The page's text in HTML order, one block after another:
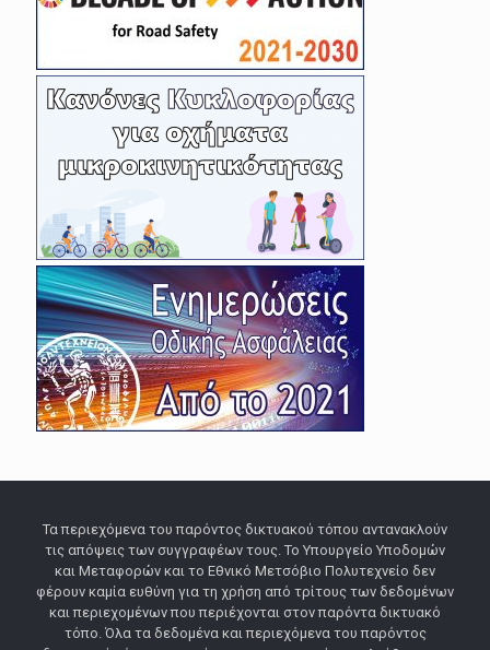
Τα περιεχόμενα του παρόντος δικτυακού τόπου αντανακλούν
τις απόψεις των συγγραφέων τους. Το Υπουργείο Υποδομών
και Μεταφορών και το Εθνικό Μετσόβιο Πολυτεχνείο δεν
φέρουν καμία ευθύνη για τη χρήση από τρίτους των δεδομένων
και περιεχομένων που περιέχονται στον παρόντα δικτυακό
τόπο. Όλα τα δεδομένα και περιεχόμενα του παρόντος